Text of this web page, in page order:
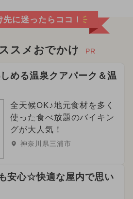
先に迷ったらココ！
スメおでかけ PR
める温泉クアパーク＆温
全天候OK♪地元食材を多く
使った食べ放題のバイキン
グが大人気！
神奈川県三浦市
安心☆快適な屋内で思い